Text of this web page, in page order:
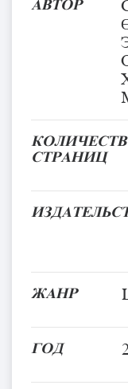
АВТОР
СТРАНИЦ
ЖАНР
ГОД